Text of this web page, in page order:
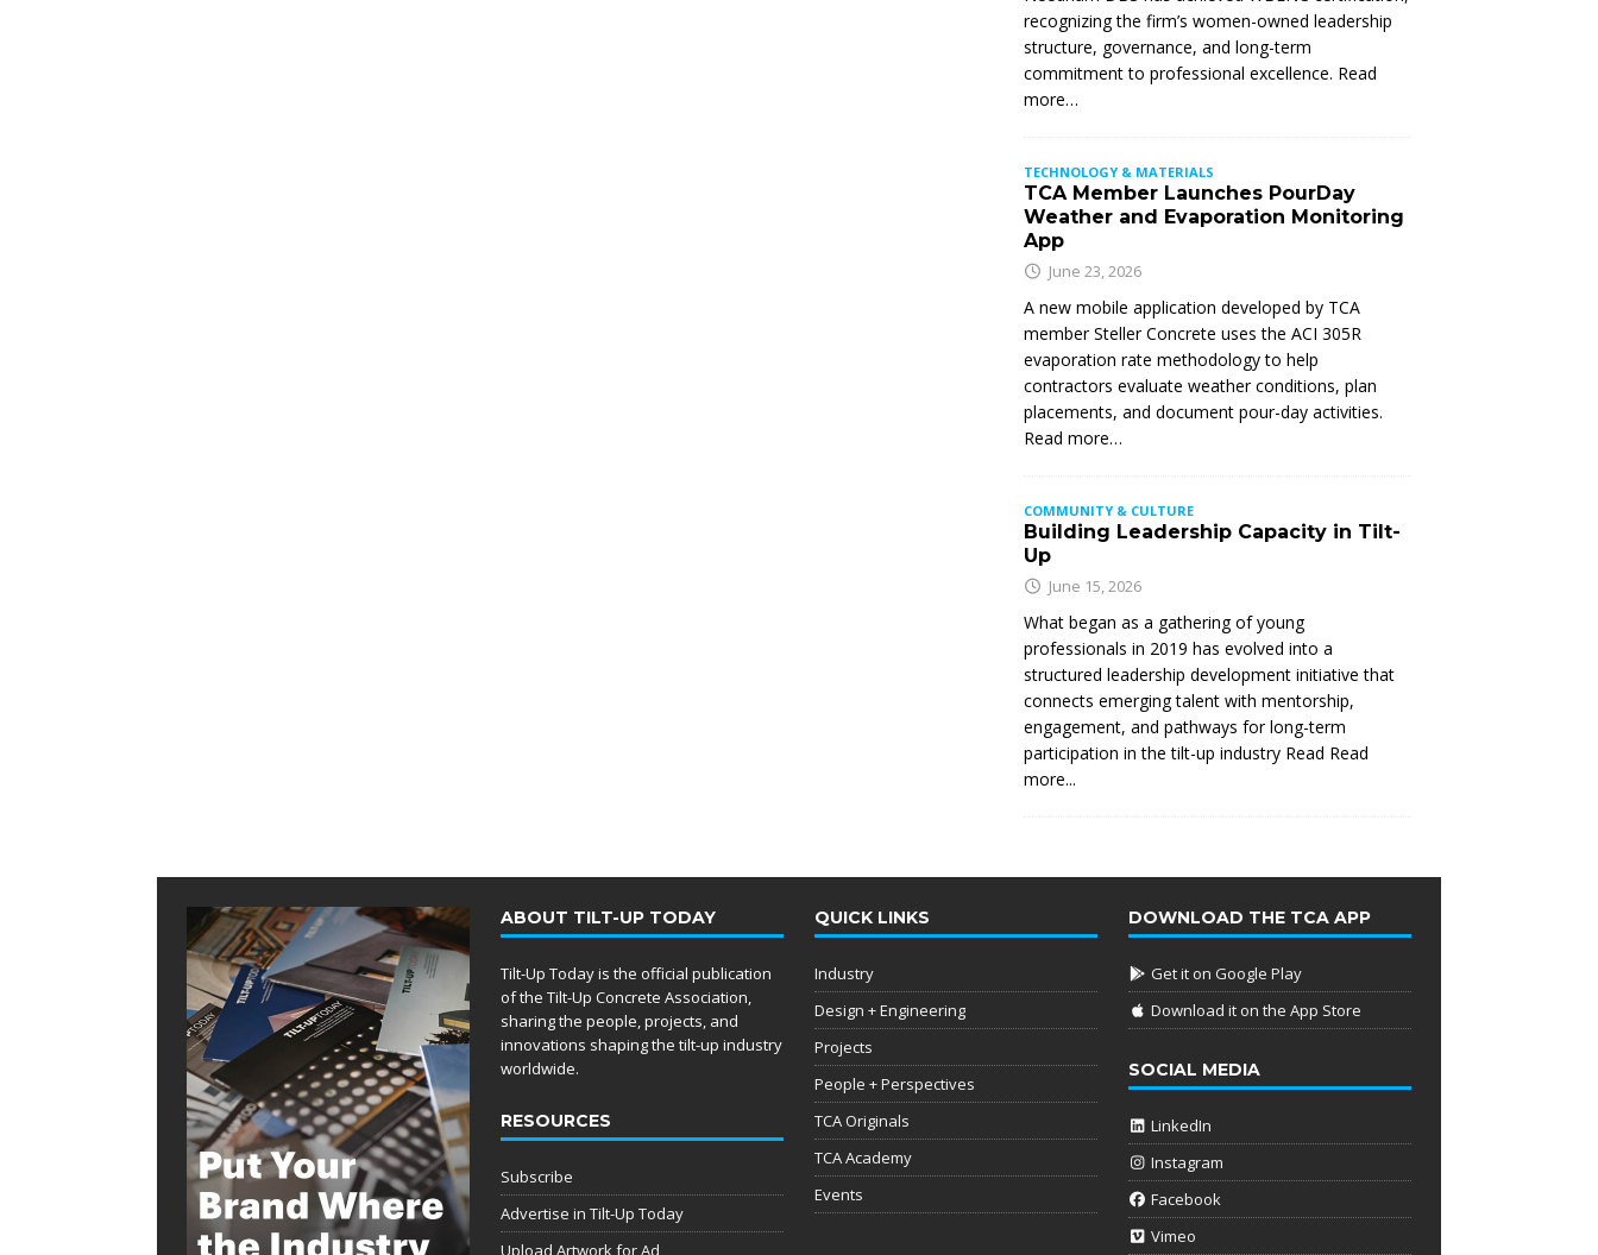
recognizing the firm’s women-owned leadership
structure, governance, and long-term
commitment to professional excellence. Read
more…
TECHNOLOGY & MATERIALS
TCA Member Launches PourDay
Weather and Evaporation Monitoring
App
June 23, 2026
A new mobile application developed by TCA
member Steller Concrete uses the ACI 305R
evaporation rate methodology to help
contractors evaluate weather conditions, plan
placements, and document pour-day activities.
Read more…
COMMUNITY & CULTURE
Building Leadership Capacity in Tilt-
Up
June 15, 2026
What began as a gathering of young
professionals in 2019 has evolved into a
structured leadership development initiative that
connects emerging talent with mentorship,
engagement, and pathways for long-term
participation in the tilt-up industry Read Read
more...
ABOUT TILT-UP TODAY
Tilt-Up Today is the official publication
of the Tilt-Up Concrete Association,
sharing the people, projects, and
innovations shaping the tilt-up industry
worldwide.
RESOURCES
Subscribe
Advertise in Tilt-Up Today
Upload Artwork for Ad
QUICK LINKS
Industry
Design + Engineering
Projects
People + Perspectives
TCA Originals
TCA Academy
Events
DOWNLOAD THE TCA APP
Get it on Google Play
Download it on the App Store
SOCIAL MEDIA
LinkedIn
Instagram
Facebook
Vimeo